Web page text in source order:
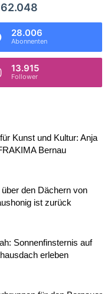
62.048
28.006
Abonnenten
13.915
Follower
Kunst und Kultur: Anja
Bernau
den Dächern von
ist zurück
Sonnenfinsternis auf
erleben